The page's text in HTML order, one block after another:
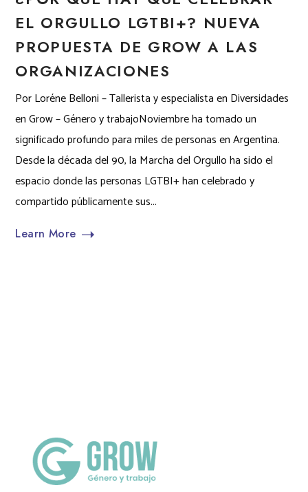
EL ORGULLO LGTBI+? NUEVA
PROPUESTA DE GROW A LAS
ORGANIZACIONES
Por Loréne Belloni – Tallerista y especialista en Diversidades
en Grow – Género y trabajoNoviembre ha tomado un
significado profundo para miles de personas en Argentina.
Desde la década del 90, la Marcha del Orgullo ha sido el
espacio donde las personas LGTBI+ han celebrado y
compartido públicamente sus...
Learn More